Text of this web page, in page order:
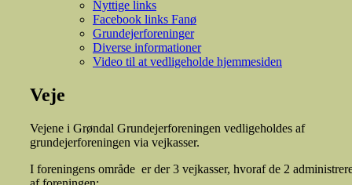
Nyttige links
Facebook links Fanø
Grundejerforeninger
Diverse informationer
Video til at vedligeholde hjemmesiden
Veje
Vejene i Grøndal Grundejerforeningen vedligeholdes af
grundejerforeningen via vejkasser.
I foreningens område er der 3 vejkasser, hvoraf de 2